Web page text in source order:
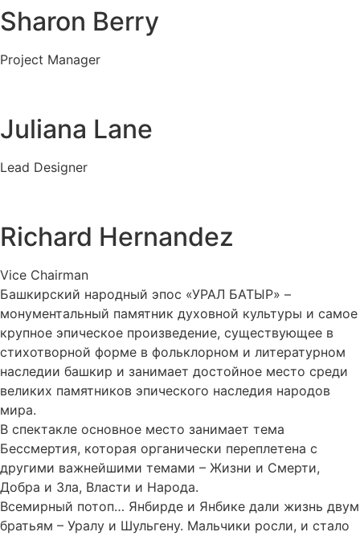
Sharon Berry
Project Manager
Juliana Lane
Lead Designer
Richard Hernandez
Vice Chairman
Башкирский народный эпос «УРАЛ БАТЫР» –
монументальный памятник духовной культуры и самое
крупное эпическое произведение, существующее в
стихотворной форме в фольклорном и литературном
наследии башкир и занимает достойное место среди
великих памятников эпического наследия народов
мира.
В спектакле основное место занимает тема
Бессмертия, которая органически переплетена с
другими важнейшими темами – Жизни и Смерти,
Добра и Зла, Власти и Народа.
Всемирный потоп… Янбирде и Янбике дали жизнь двум
братьям – Уралу и Шульгену. Мальчики росли, и стало